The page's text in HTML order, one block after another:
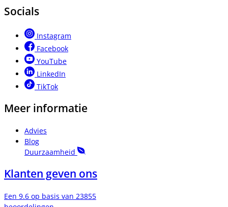
Socials
Instagram
Facebook
YouTube
LinkedIn
TikTok
Meer informatie
Advies
Blog
Duurzaamheid
Klanten geven ons
Een 9.6 op basis van 23855